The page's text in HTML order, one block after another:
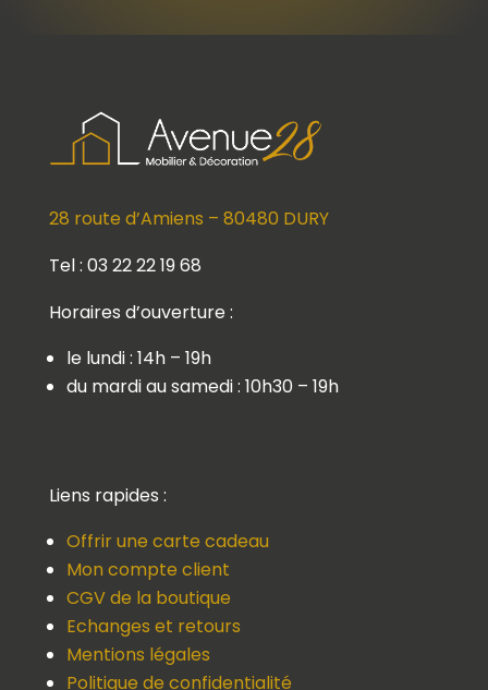
28 route d’Amiens – 80480 DURY
Tel : 03 22 22 19 68
Horaires d’ouverture :
le lundi : 14h – 19h
du mardi au samedi : 10h30 – 19h
Liens rapides :
Offrir une carte cadeau
Mon compte client
CGV de la boutique
Echanges et retours
Mentions légales
Politique de confidentialité